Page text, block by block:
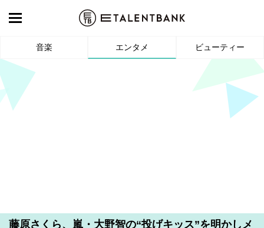
音楽 エンタメ ビューティー
藤原さくら、嵐・大野智の“投げキッス”を明かしメ